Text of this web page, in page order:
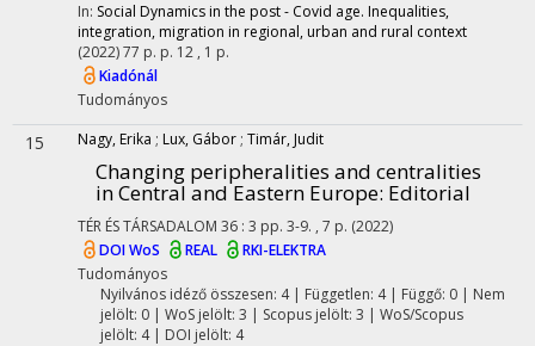
In: Social Dynamics in the post - Covid age. Inequalities,
integration, migration in regional, urban and rural context
(2022)77 p. p. 12 , 1 p.
Kiadónál
Tudományos
15 Nagy, Erika ; Lux, Gábor ; Timár, Judit
Changing peripheralities and centralities
in Central and Eastern Europe: Editorial
TÉR ÉS TÁRSADALOM 36 : 3 pp. 3-9. , 7 p. (2022)
DOIWoS REAL
RKI-ELEKTRA
Tudományos
Nyilvános idéző összesen: 4| Független: 4 | Függő: 0 | Nem
jelölt: 0 | WoS jelölt: 3 | Scopus jelölt: 3 | WoS/Scopus
jelölt: 4 | DOI jelölt: 4